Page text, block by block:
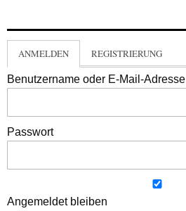
ANMELDEN REGISTRIERUNG
Benutzername oder E-Mail-Adresse
Passwort
Angemeldet bleiben